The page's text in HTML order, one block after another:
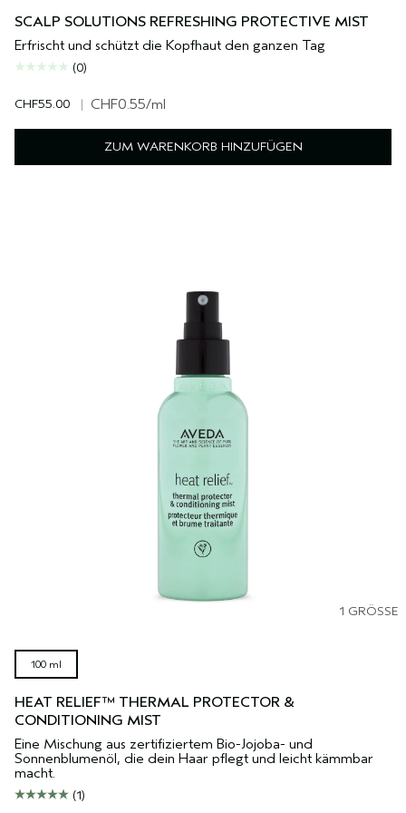
SCALP SOLUTIONS REFRESHING PROTECTIVE MIST
Erfrischt und schützt die Kopfhaut den ganzen Tag
(0)
CHF55.00 | CHF0.55/ml
ZUM WARENKORB HINZUFÜGEN
1 GRÖSSE
100 ml
HEAT RELIEF™ THERMAL PROTECTOR &
CONDITIONING MIST
Eine Mischung aus zertifiziertem Bio-Jojoba- und
Sonnenblumenöl, die dein Haar pflegt und leicht kämmbar
macht.
(1)